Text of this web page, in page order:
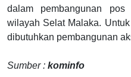
dalam pembangunan pos
wilayah Selat Malaka.
dibutuhkan pembangunan
Sumber : kominfo